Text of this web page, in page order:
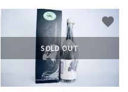
SOLD OUT
favorite